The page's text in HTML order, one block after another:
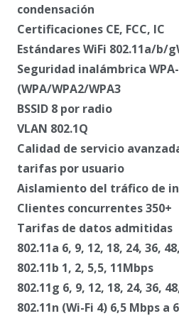
condensación
Certificaciones CE, FCC, IC
Estándares WiFi 802.11a/b/
Seguridad inalámbrica
(WPA/WPA2/WPA3
BSSID 8 por radio
VLAN 802.1Q
Calidad de servicio
tarifas por usuario
Aislamiento del tráfico de
Clientes concurrentes 350+
Tarifas de datos admitidas
802.11a 6, 9, 12, 18, 24, 36,
802.11b 1, 2, 5,5, 11Mbps
802.11g 6, 9, 12, 18, 24, 36,
802.11n (Wi-Fi 4) 6,5 Mbps a